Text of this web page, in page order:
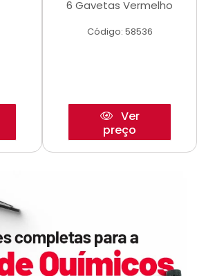
6 Gavetas Vermelho
Código: 58536
Ver
preço